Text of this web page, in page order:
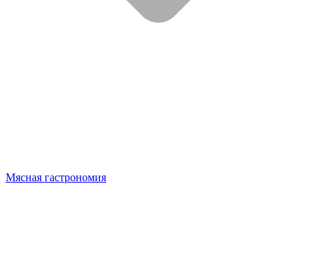
Мясная гастрономия